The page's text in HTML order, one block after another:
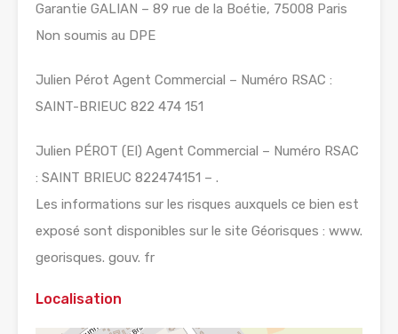
Garantie GALIAN – 89 rue de la Boétie, 75008 Paris
Non soumis au DPE
Julien Pérot Agent Commercial – Numéro RSAC :
SAINT-BRIEUC 822 474 151
Julien PÉROT (EI) Agent Commercial – Numéro RSAC
: SAINT BRIEUC 822474151 – .
Les informations sur les risques auxquels ce bien est
exposé sont disponibles sur le site Géorisques : www.
georisques. gouv. fr
Localisation